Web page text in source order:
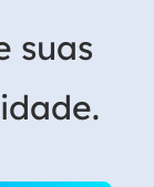
suas